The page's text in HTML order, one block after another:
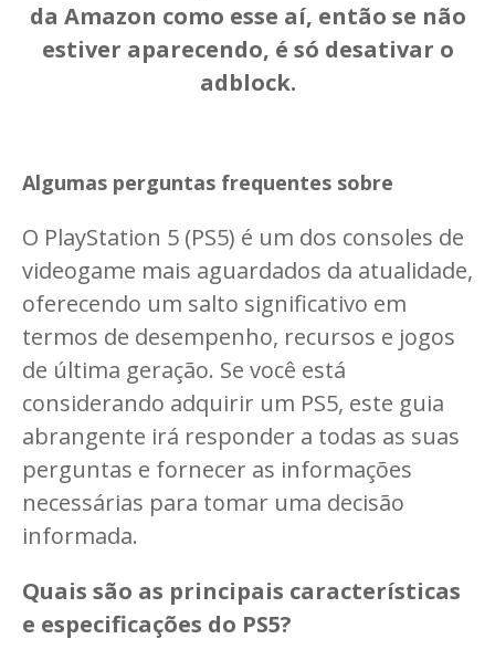
da Amazon como esse aí, então se não
estiver aparecendo, é só desativar o
adblock.
Algumas perguntas frequentes sobre
O PlayStation 5 (PS5) é um dos consoles de
videogame mais aguardados da atualidade,
oferecendo um salto significativo em
termos de desempenho, recursos e jogos
de última geração. Se você está
considerando adquirir um PS5, este guia
abrangente irá responder a todas as suas
perguntas e fornecer as informações
necessárias para tomar uma decisão
informada.
Quais são as principais características
e especificações do PS5?